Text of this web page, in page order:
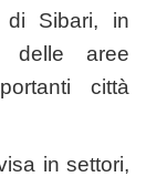
di Sibari, in
delle aree
città
in settori,